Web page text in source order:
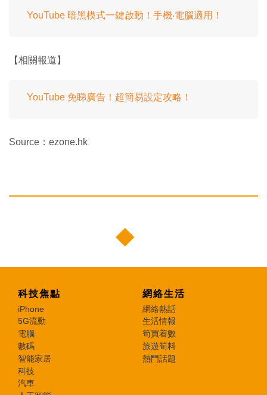
YouTube 暗黑模式一鍵啟動！手機‧電腦適用！
【相關報道】
YouTube 免睇廣告！超簡易設定攻略！
Source：ezone.hk
科技焦點
iPhone
5G流動
電腦
數碼
智能家居
科技
汽車
網絡生活
網絡熱話
生活情報
筍買着數
旅遊筍料
熱門話題